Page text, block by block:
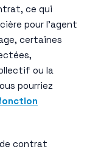
ce qui
pour l’agent
certaines
ou la
pourriez
contrat